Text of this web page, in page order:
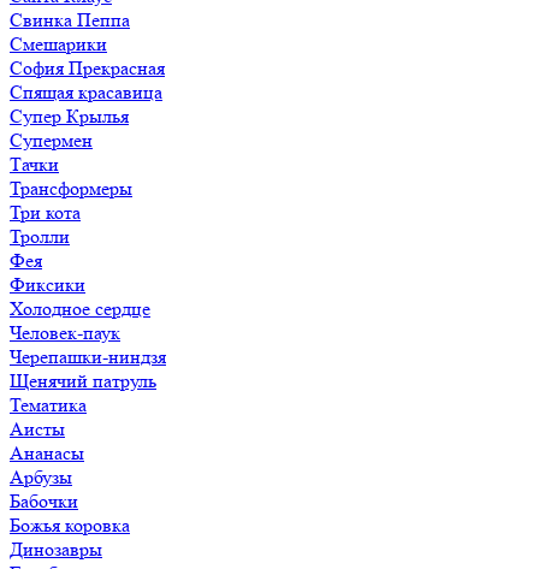
Свинка Пеппа
Смешарики
София Прекрасная
Спящая красавица
Супер Крылья
Супермен
Тачки
Трансформеры
Три кота
Тролли
Фея
Фиксики
Холодное сердце
Человек-паук
Черепашки-ниндзя
Щенячий патруль
Тематика
Аисты
Ананасы
Арбузы
Бабочки
Божья коровка
Динозавры